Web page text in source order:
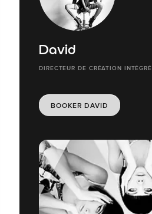
David
DIRECTEUR DE CRÉATION INTÉGRÉ
BOOKER DAVID